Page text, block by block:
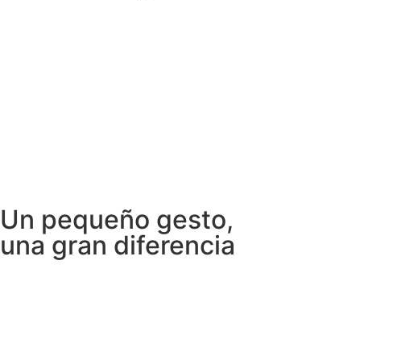
Un pequeño gesto,
una gran diferencia